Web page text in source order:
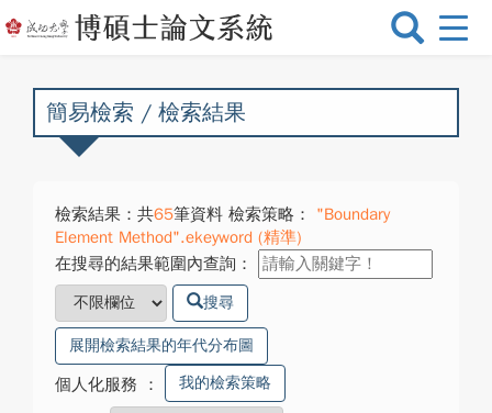
選
換
簡易檢索 / 檢索結果
檢索結果：共65筆資料 檢索策略：
"Boundary
Element Method".ekeyword (精準)
在搜尋的結果範圍內查詢：
搜尋
展開檢索結果的年代分布圖
個人化服務 ： 我的檢索策略